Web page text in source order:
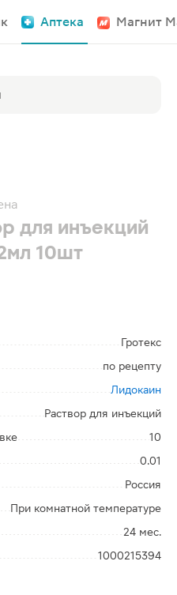
Аптека Магнит
для инъекций
10шт
Гротекс
по рецепту
Лидокаин
Раствор для инъекций
10
0.01
Россия
При комнатной температуре
24 мес.
1000215394